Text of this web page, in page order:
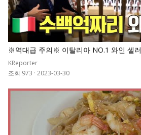
※역대급 주의※ 이탈리아 NO.1 와인 셀러
KReporter
조회 973 · 2023-03-30